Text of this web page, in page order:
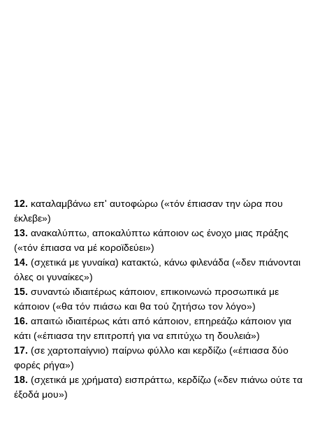
12. καταλαμβάνω επ' αυτοφώρω («τόν έπιασαν την ώρα που
έκλεβε»)
13. ανακαλύπτω, αποκαλύπτω κάποιον ως ένοχο μιας πράξης
(«τόν έπιασα να μέ κοροϊδεύει»)
14. (σχετικά με γυναίκα) κατακτώ, κάνω φιλενάδα («δεν πιάνονται
όλες οι γυναίκες»)
15. συναντώ ιδιαιτέρως κάποιον, επικοινωνώ προσωπικά με
κάποιον («θα τόν πιάσω και θα τού ζητήσω τον λόγο»)
16. απαιτώ ιδιαιτέρως κάτι από κάποιον, επηρεάζω κάποιον για
κάτι («έπιασα την επιτροπή για να επιτύχω τη δουλειά»)
17. (σε χαρτοπαίγνιο) παίρνω φύλλο και κερδίζω («έπιασα δύο
φορές ρήγα»)
18. (σχετικά με χρήματα) εισπράττω, κερδίζω («δεν πιάνω ούτε τα
έξοδά μου»)